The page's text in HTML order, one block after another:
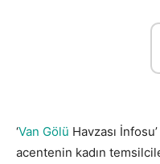
‘Van Gölü Havzası
acentenin kadın